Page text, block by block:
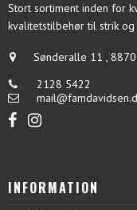
Stort sortiment inden for
kvalitetstilbehør til strik
Sønderalle 11 ,
2128 5422
INFORMATION